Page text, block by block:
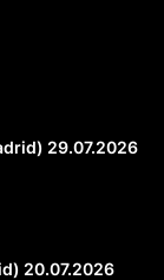
29.07.2026
20.07.2026